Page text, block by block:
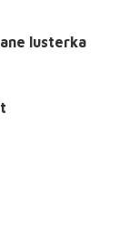
lusterka